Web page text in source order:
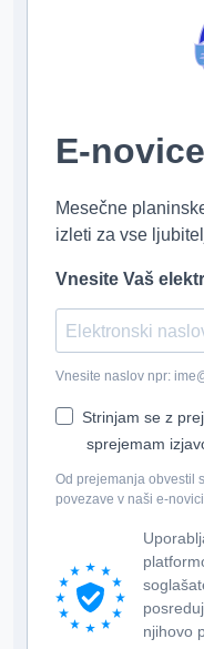
E-novice
Mesečne
izleti za vse
Vnesite Vaš
Vnesite naslov npr:
Strinjam se z
sprejemam
Od prejemanja obvestil
povezave v naši e-
njihovo